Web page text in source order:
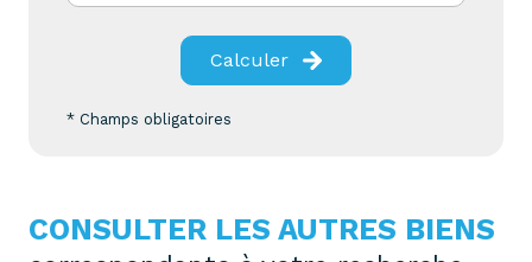
Calculer
* Champs obligatoires
CONSULTER LES AUTRES BIENS